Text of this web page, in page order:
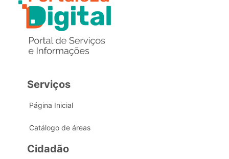
Serviços
Página Inicial
Catálogo de áreas
Cidadão